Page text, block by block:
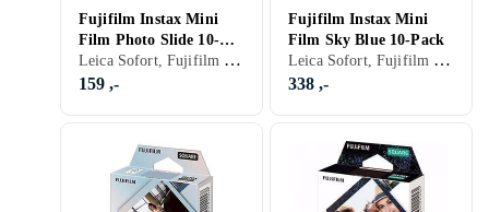
Fujifilm Instax Mini
Film Photo Slide 10-
pack
Leica Sofort, Fujifilm Instax Mini, Farge
159 ,-
Fujifilm Instax Mini
Film Sky Blue 10-Pack
Leica Sofort, Fujifilm Instax Mini, Farge
338 ,-